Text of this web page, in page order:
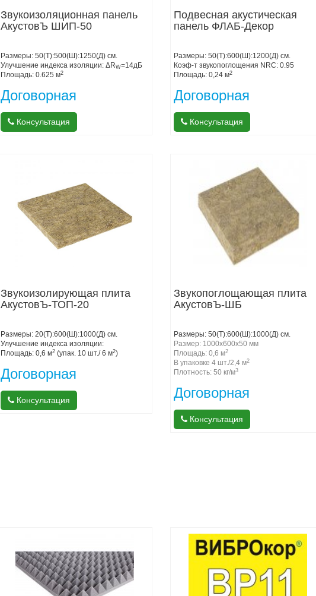
Звукоизоляционная панель
АкустовЪ ШИП-50
Размеры: 50(Т):500(Ш):1250(Д) см.
Улучшение индекса изоляции: ΔRW=14дБ
Площадь: 0.625 м2
Договорная
Консультация
Подвесная акустическая
панель ФЛАБ-Декор
Размеры: 50(Т):600(Ш):1200(Д) см.
Коэф-т звукопоглощения NRC: 0.95
Площадь: 0,24 м2
Договорная
Консультация
Звукоизолирующая плита
АкустовЪ-ТОП-20
Размеры: 20(Т):600(Ш):1000(Д) см.
Улучшение индексаизоляции:
Площадь: 0,6 м2(упак. 10 шт./ 6 м2)
Договорная
Консультация
Звукопоглощающая плита
АкустовЪ-ШБ
Размеры: 50(Т):600(Ш):1000(Д) см.
Размер: 1000х600х50 мм
Площадь: 0,6 м2
В упаковке 4 шт./2,4 м2
Плотность: 50 кг/м3
Договорная
Консультация